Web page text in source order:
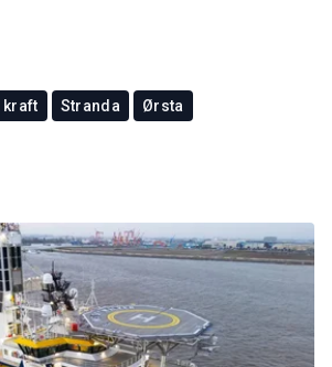
kraft Stranda Ørsta